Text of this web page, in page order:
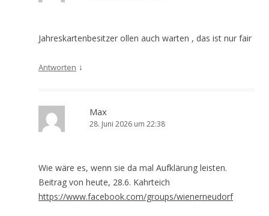
Jahreskartenbesitzer ollen auch warten , das ist nur fair
Antworten ↓
Max
28. Juni 2026 um 22:38
Wie wäre es, wenn sie da mal Aufklärung leisten.
Beitrag von heute, 28.6. Kahrteich
https://www.facebook.com/groups/wienerneudorf